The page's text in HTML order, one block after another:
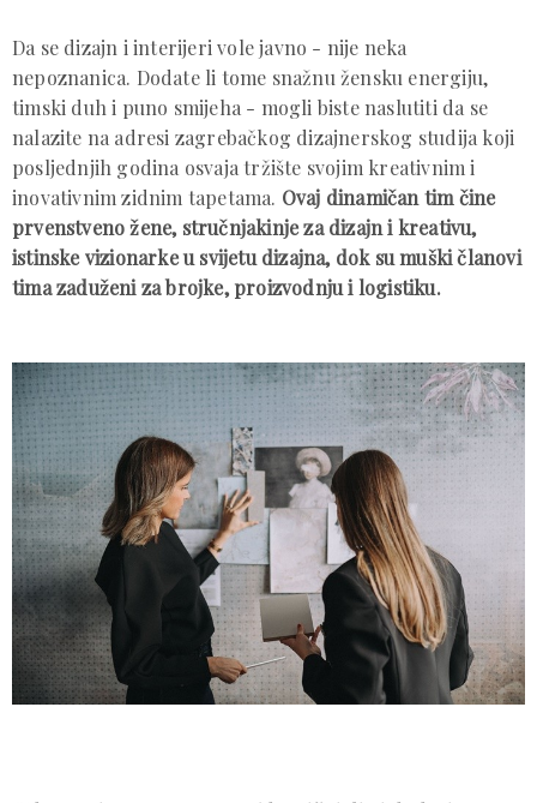
Da se dizajn i interijeri vole javno - nije neka
nepoznanica. Dodate li tome snažnu žensku energiju,
timski duh i puno smijeha - mogli biste naslutiti da se
nalazite na adresi zagrebačkog dizajnerskog studija koji
posljednjih godina osvaja tržište svojim kreativnim i
inovativnim zidnim tapetama. Ovaj dinamičan tim čine
prvenstveno žene, stručnjakinje za dizajn i kreativu,
istinske vizionarke u svijetu dizajna, dok su muški članovi
tima zaduženi za brojke, proizvodnju i logistiku.